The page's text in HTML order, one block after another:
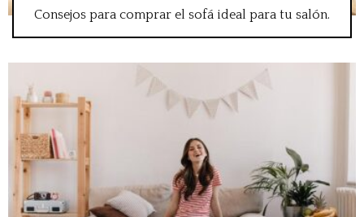
Consejos para comprar el sofá ideal para tu salón.